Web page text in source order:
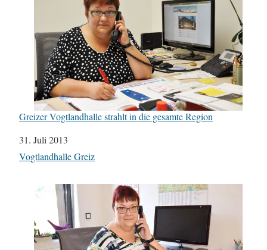
Greizer Vogtlandhalle strahlt in die gesamte Region
Datum
31. Juli 2013
In Bezug auf
Vogtlandhalle Greiz